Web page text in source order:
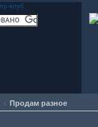
Продам разное